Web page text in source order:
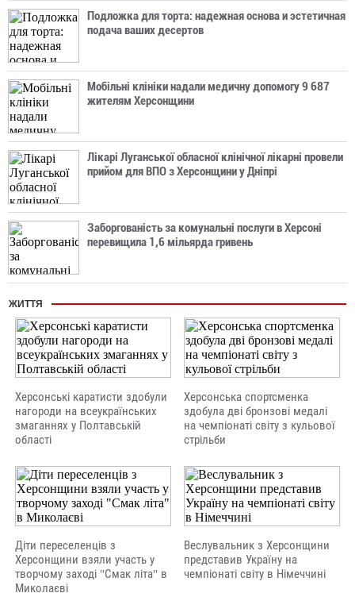
Подложка для торта: надежная основа и эстетичная
подача ваших десертов
Мобільні клініки надали медичну допомогу 9 687
жителям Херсонщини
Лікарі Луганської обласної клінічної лікарні провели
прийом для ВПО з Херсонщини у Дніпрі
Заборгованість за комунальні послуги в Херсоні
перевищила 1,6 мільярда гривень
ЖИТТЯ
Херсонські каратисти здобули
нагороди на всеукраїнських
змаганнях у Полтавській
області
Херсонська спортсменка
здобула дві бронзові медалі
на чемпіонаті світу з кульової
стрільби
Діти переселенців з
Херсонщини взяли участь у
творчому заході "Смак літа" в
Миколаєві
Веслувальник з Херсонщини
представив Україну на
чемпіонаті світу в Німеччині